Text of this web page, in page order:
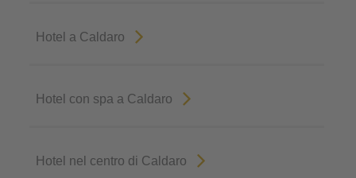
Hotel a Caldaro
Hotel con spa a Caldaro
Hotel nel centro di Caldaro